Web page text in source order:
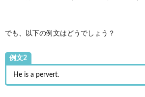
でも、以下の例文はどうでしょう？
例文2
He is a pervert.